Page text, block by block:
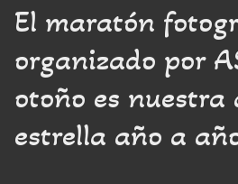
El maratón
organizado por
otoño es
estrella año a